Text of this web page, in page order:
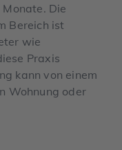
Die
Bereich ist
wie
Praxis
kann von einem
Wohnung oder